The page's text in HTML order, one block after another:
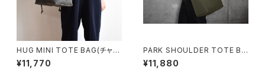
HUG MINI TOTE BAG(チャコ
ール/グレー)
¥11,770
PARK SHOULDER TOTE BA
G (オリーブ/カーキ)
¥11,880